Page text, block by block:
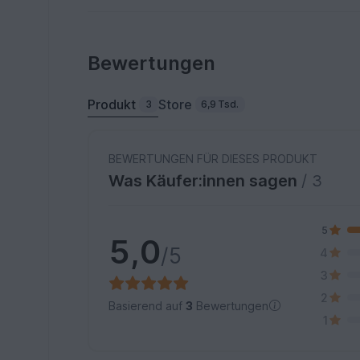
Bewertungen
Produkt 3 Store 6,9 Tsd.
BEWERTUNGEN FÜR DIESES PRODUKT
Was Käufer:innen sagen / 3
5,0/5
Basierend auf 3 Bewertungen
5
4
3
2
1